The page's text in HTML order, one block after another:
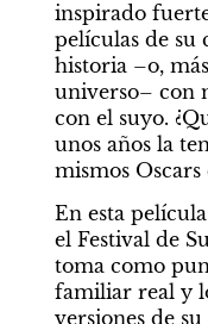
inspirado
películas de su
historia –o,
universo– con
con el suyo.
unos años la
mismos
En esta
el Festival de
toma como
familiar real y
versiones de